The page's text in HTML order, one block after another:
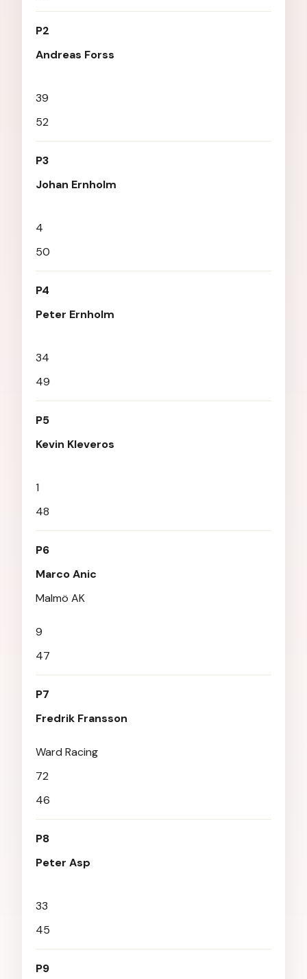
P2
Andreas Forss
39
52
P3
Johan Ernholm
4
50
P4
Peter Ernholm
34
49
P5
Kevin Kleveros
1
48
P6
Marco Anic
Malmö AK
9
47
P7
Fredrik Fransson
Ward Racing
72
46
P8
Peter Asp
33
45
P9